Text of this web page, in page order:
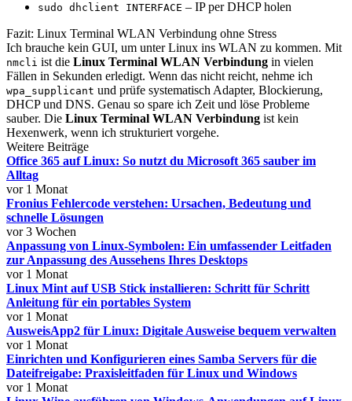
sudo dhclient INTERFACE – IP per DHCP holen
Fazit: Linux Terminal WLAN Verbindung ohne Stress
Ich brauche kein GUI, um unter Linux ins WLAN zu kommen. Mit
nmcli ist die Linux Terminal WLAN Verbindung in vielen
Fällen in Sekunden erledigt. Wenn das nicht reicht, nehme ich
wpa_supplicant und prüfe systematisch Adapter, Blockierung,
DHCP und DNS. Genau so spare ich Zeit und löse Probleme
sauber. Die Linux Terminal WLAN Verbindung ist kein
Hexenwerk, wenn ich strukturiert vorgehe.
Weitere Beiträge
Office 365 auf Linux: So nutzt du Microsoft 365 sauber im
Alltag
vor 1 Monat
Fronius Fehlercode verstehen: Ursachen, Bedeutung und
schnelle Lösungen
vor 3 Wochen
Anpassung von Linux-Symbolen: Ein umfassender Leitfaden
zur Anpassung des Aussehens Ihres Desktops
vor 1 Monat
Linux Mint auf USB Stick installieren: Schritt für Schritt
Anleitung für ein portables System
vor 1 Monat
AusweisApp2 für Linux: Digitale Ausweise bequem verwalten
vor 1 Monat
Einrichten und Konfigurieren eines Samba Servers für die
Dateifreigabe: Praxisleitfaden für Linux und Windows
vor 1 Monat